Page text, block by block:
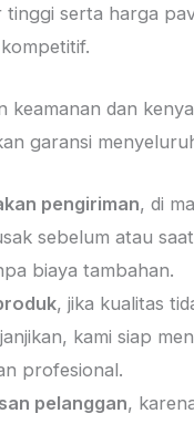
tinggi serta harga
keamanan dan
garansi
pengiriman, di
sebelum atau
biaya tambahan.
, jika kualitas
kami siap
profesional.
pelanggan,